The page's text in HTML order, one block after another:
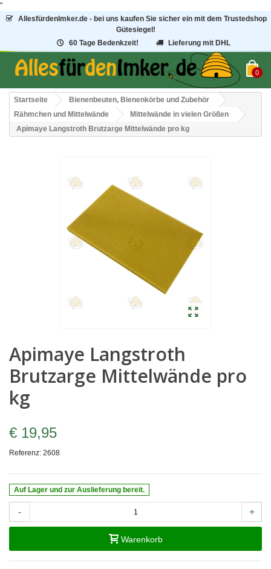
"
AllesfürdenImker.de - bei uns kaufen Sie sicher ein mit dem Trustedshop
Gütesiegel!
60 Tage Bedenkzeit!
Lieferung mit DHL
0
Startseite
Bienenbeuten, Bienenkörbe und Zubehör
Rähmchen und Mittelwände
Mittelwände in vielen Größen
Apimaye Langstroth Brutzarge Mittelwände pro kg
Apimaye Langstroth
Brutzarge Mittelwände pro
kg
€ 19,95
Referenz: 2608
Auf Lager und zur Auslieferung bereit.
- +
Warenkorb